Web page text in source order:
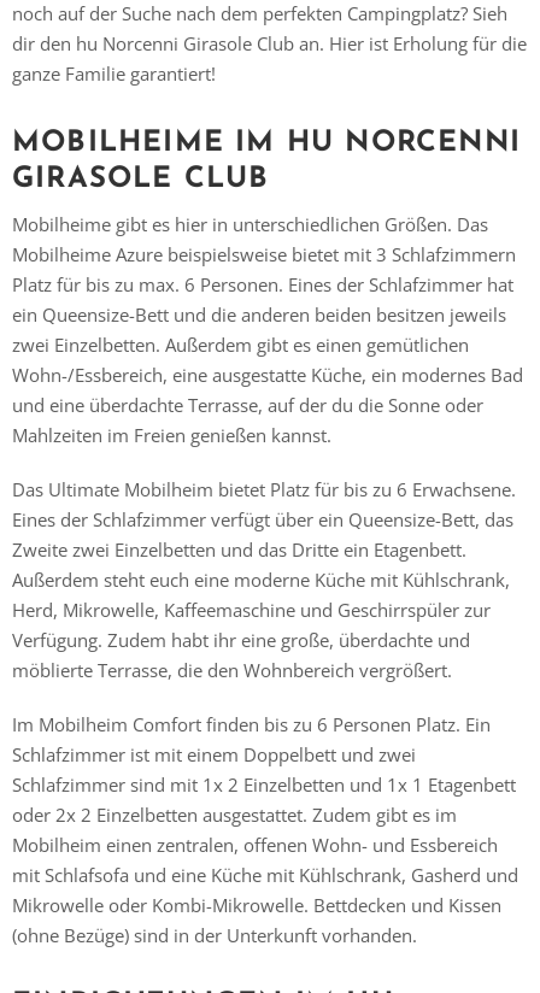
noch auf der Suche nach dem perfekten Campingplatz? Sieh
dir den hu Norcenni Girasole Club an. Hier ist Erholung für die
ganze Familie garantiert!
MOBILHEIME IM HU NORCENNI
GIRASOLE CLUB
Mobilheime gibt es hier in unterschiedlichen Größen. Das
Mobilheime Azure beispielsweise bietet mit 3 Schlafzimmern
Platz für bis zu max. 6 Personen. Eines der Schlafzimmer hat
ein Queensize-Bett und die anderen beiden besitzen jeweils
zwei Einzelbetten. Außerdem gibt es einen gemütlichen
Wohn-/Essbereich, eine ausgestatte Küche, ein modernes Bad
und eine überdachte Terrasse, auf der du die Sonne oder
Mahlzeiten im Freien genießen kannst.
Das Ultimate Mobilheim bietet Platz für bis zu 6 Erwachsene.
Eines der Schlafzimmer verfügt über ein Queensize-Bett, das
Zweite zwei Einzelbetten und das Dritte ein Etagenbett.
Außerdem steht euch eine moderne Küche mit Kühlschrank,
Herd, Mikrowelle, Kaffeemaschine und Geschirrspüler zur
Verfügung. Zudem habt ihr eine große, überdachte und
möblierte Terrasse, die den Wohnbereich vergrößert.
Im Mobilheim Comfort finden bis zu 6 Personen Platz. Ein
Schlafzimmer ist mit einem Doppelbett und zwei
Schlafzimmer sind mit 1x 2 Einzelbetten und 1x 1 Etagenbett
oder 2x 2 Einzelbetten ausgestattet. Zudem gibt es im
Mobilheim einen zentralen, offenen Wohn- und Essbereich
mit Schlafsofa und eine Küche mit Kühlschrank, Gasherd und
Mikrowelle oder Kombi-Mikrowelle. Bettdecken und Kissen
(ohne Bezüge) sind in der Unterkunft vorhanden.